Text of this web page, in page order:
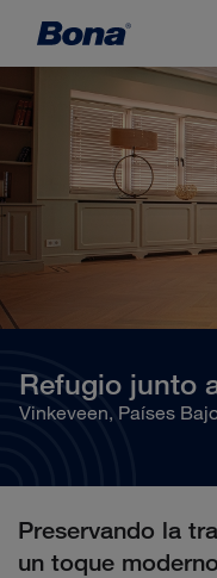
Refugio junto
Vinkeveen, Países
Preservando la
un toque moderno